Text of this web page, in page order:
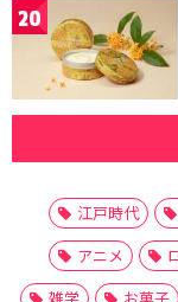
20
江戸時代
アニメ